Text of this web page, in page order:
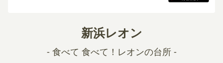
新浜レオン
- 食べて 食べて！レオンの台所 -